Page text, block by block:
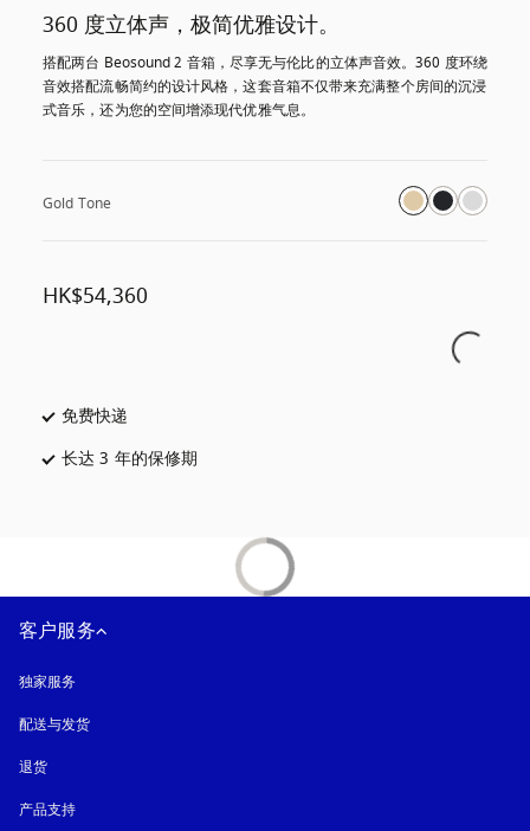
360 度立体声，极简优雅设计。
搭配两台 Beosound 2 音箱，尽享无与伦比的立体声音效。360 度环绕
音效搭配流畅简约的设计风格，这套音箱不仅带来充满整个房间的沉浸
式音乐，还为您的空间增添现代优雅气息。
Gold Tone
HK$54,360
免费快递
长达 3 年的保修期
客户服务
独家服务
配送与发货
退货
产品支持